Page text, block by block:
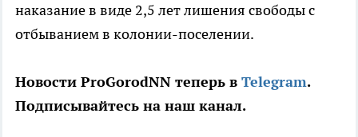
наказание в виде 2,5 лет лишения свободы с
отбыванием в колонии-поселении.
Новости ProGorodNN теперь в Telegram.
Подписывайтесь на наш канал.